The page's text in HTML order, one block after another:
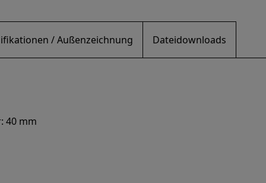
/ Außenzeichnung Dateidownloads
40 mm